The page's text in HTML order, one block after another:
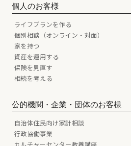
個人のお客様
ライフプランを作る
個別相談（オンライン・対面）
家を持つ
資産を運用する
保険を見直す
相続を考える
公的機関・企業・団体のお客様
自治体住民向け家計相談
行政協働事業